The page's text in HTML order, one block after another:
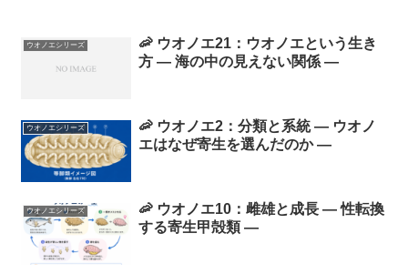
ウオノエシリーズ
🦐 ウオノエ21：ウオノエという生き
方 ― 海の中の見えない関係 ―
ウオノエシリーズ
🦐 ウオノエ2：分類と系統 ― ウオノ
エはなぜ寄生を選んだのか ―
ウオノエシリーズ
🦐 ウオノエ10：雌雄と成長 ― 性転換
する寄生甲殻類 ―